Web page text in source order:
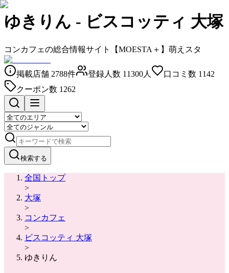
ゆきりん - ビスコッティ 大塚
コンカフェの総合情報サイト【MOESTA＋】萌えスタ
掲載店舗 2788件 登録人数 11300人 口コミ数 1142
クーポン数 1262
検索する
全国トップ
>
大塚
>
コンカフェ
>
ビスコッティ 大塚
>
ゆきりん